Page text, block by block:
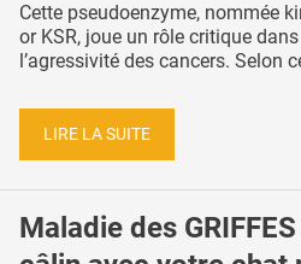
Cette pseudoenzyme, nommée
or KSR, joue un rôle critique
l’agressivité des cancers. Selon
LIRE LA SUITE
Maladie des